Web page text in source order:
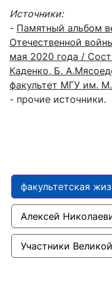
Источники:
- Памятный альбом
Отечественной
мая 2020 года /
Каденко, Б.
факультет МГУ им.
- прочие источники.
факультетская
Алексей
Участники